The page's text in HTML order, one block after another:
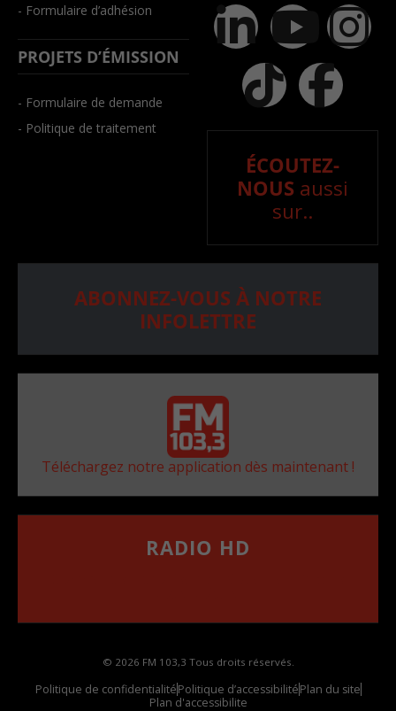
- Formulaire d’adhésion
PROJETS D’ÉMISSION
- Formulaire de demande
- Politique de traitement
ÉCOUTEZ-
NOUS aussi
sur..
ABONNEZ-VOUS À NOTRE
INFOLETTRE
Téléchargez notre application dès maintenant !
RADIO HD
© 2026 FM 103,3 Tous droits réservés.
Politique de confidentialitéPolitique d’accessibilitéPlan du site
Plan d'accessibilite